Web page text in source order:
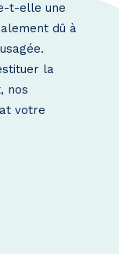
t-elle une
dû à
la
nos
votre